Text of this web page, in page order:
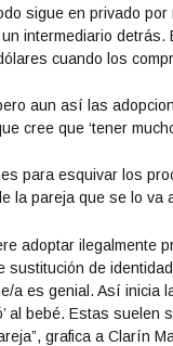
sigue en privado
intermediario
cuando los
aun así las
cree que ‘tener
para esquivar los
la pareja que se lo
adoptar ilegalmente
sustitución de
a es genial. Así inicia
al bebé. Estas
grafica a Clarín